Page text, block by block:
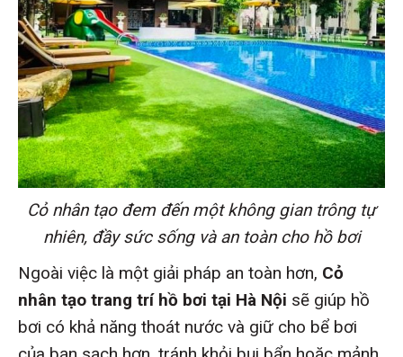
Cỏ nhân tạo đem đến một không gian trông tự
nhiên, đầy sức sống và an toàn cho hồ bơi
Ngoài việc là một giải pháp an toàn hơn, Cỏ
nhân tạo trang trí hồ bơi tại Hà Nội sẽ giúp hồ
bơi có khả năng thoát nước và giữ cho bể bơi